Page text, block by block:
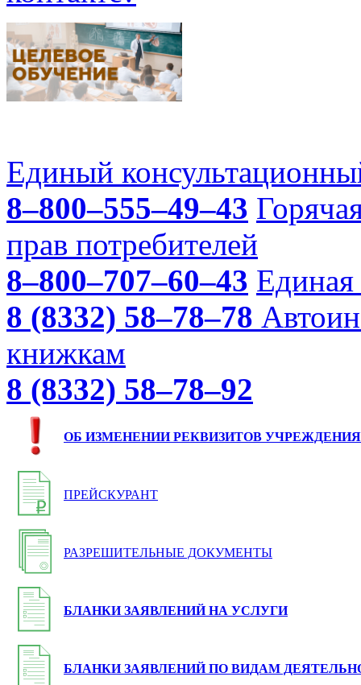
Единый
8–800–555–49–43
прав потребителей
8–800–707–60–43 Единая
8 (8332) 58–78–78
книжкам
8 (8332) 58–78–92
ОБ ИЗМЕНЕНИИ РЕКВИЗИТОВ УЧРЕЖДЕНИЯ
ПРЕЙСКУРАНТ
РАЗРЕШИТЕЛЬНЫЕ ДОКУМЕНТЫ
БЛАНКИ ЗАЯВЛЕНИЙ НА УСЛУГИ
БЛАНКИ ЗАЯВЛЕНИЙ ПО ВИДАМ